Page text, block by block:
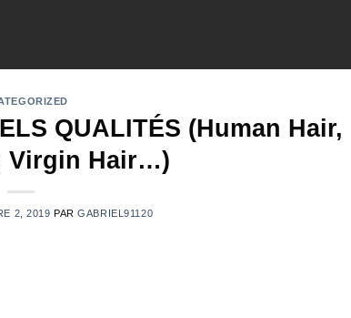
QUALITÉS (Human Hair,
Virgin Hair…)
2, 2019 PARGABRIEL91120